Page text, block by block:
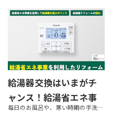
給湯器交換はいまがチ
ャンス！給湯省エネ事
業を利用したリフォー毎日のお風呂や、寒い時期の手洗い・お皿洗いに欠かせない給湯器は、故障時や寿命にあわせて交換するのが一般的です。しかし最近は、長い目で見て出費を抑えるために、省エネ効果の高い給湯器へと交換する家庭も増えています。そうした給...